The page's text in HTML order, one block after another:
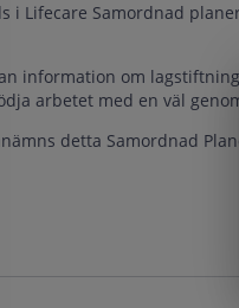
i Lifecare Samordnad
information om
arbetet med en väl
detta Samordnad